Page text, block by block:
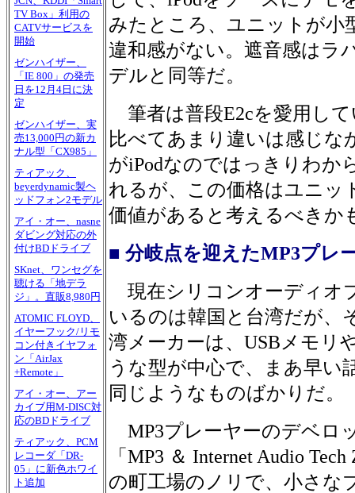
TV Box」利用の
CATVサービスを
開始
ゼンハイザー、
「IE 800」の発売
日を12月4日に決
定
ゼンハイザー、実
売13,000円の新カ
ナル型「CX985」
ティアック、
beyerdynamic製ヘ
ッドフォン2モデル
アイ・オー、nasne
ダビング対応の外
付けBDドライブ
SKnet、ワンセグを
聴ける「地デラ
ジ」。直販8,980円
ATOMIC FLOYD、
イヤーフック/リモ
コン付きイヤフォ
ン「AirJax
+Remote」
アイ・オー、アー
カイブ用M-DISC対
応のBDドライブ
ティアック、PCM
レコーダ「DR-
05」に新色ホワイ
ト追加
みたところ、ユニットが小
違和感がない。遮音感はラ
デルと同等だ。
筆者は普段E2cを愛用し
比べてあまり違いは感じな
がiPodなのではっきりわか
れるが、この価格はユニッ
価値があると考えるべきか
■ 分岐点を迎えたMP3プレ
現在シリコンオーディオ
いるのは韓国と台湾だが、
湾メーカーは、USBメモリ
うな型が中心で、まあ早い
同じようなものばかりだ。
MP3プレーヤーのデベロ
「MP3 ＆ Internet Audio
の町工場のノリで、小さな